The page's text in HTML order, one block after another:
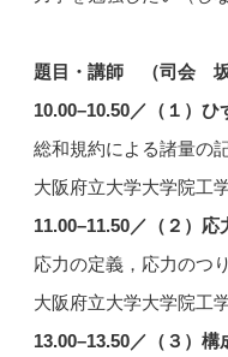
題目・講師 （司会
10.00–10.50／（１）ひ
総和規約による諸量の
大阪府立大学大学院
11.00–11.50／（２）応
応力の定義，応力のつ
大阪府立大学大学院
13.00–13.50／（３）構